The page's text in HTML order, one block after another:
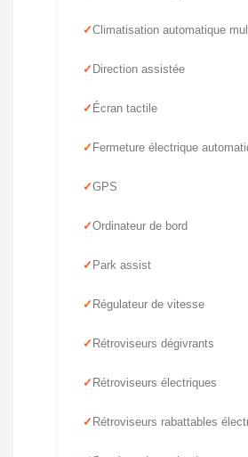
Climatisation automatique
Direction assistée
Écran tactile
Fermeture électrique
GPS
Ordinateur de bord
Park assist
Régulateur de vitesse
Rétroviseurs dégivrants
Rétroviseurs électriques
Rétroviseurs rabattables